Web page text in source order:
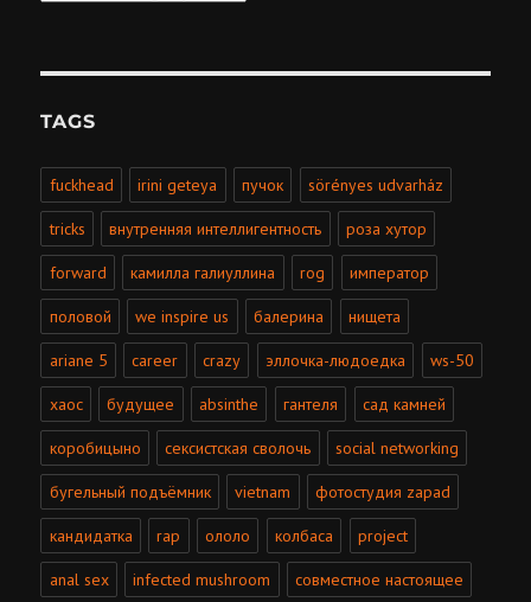
TAGS
fuckhead irini geteya пучок sörényes udvarház
tricks внутренняя интеллигентность роза хутор
forward камилла галиуллина rog император
половой we inspire us балерина нищета
ariane 5 career crazy эллочка-людоедка ws-50
хаос будущее absinthe гантеля сад камней
коробицыно сексистская сволочь social networking
бугельный подъёмник vietnam фотостудия zapad
кандидатка rap ололо колбаса project
anal sex infected mushroom совместное настоящее